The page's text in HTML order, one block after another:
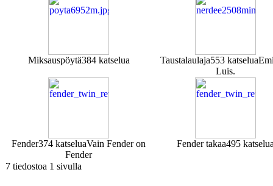
Miksauspöytä384 katselua Taustalaulaja553 katselua
Luis.
Fender374 katseluaVain Fender on
Fender
Fender takaa495
7 tiedostoa 1 sivulla